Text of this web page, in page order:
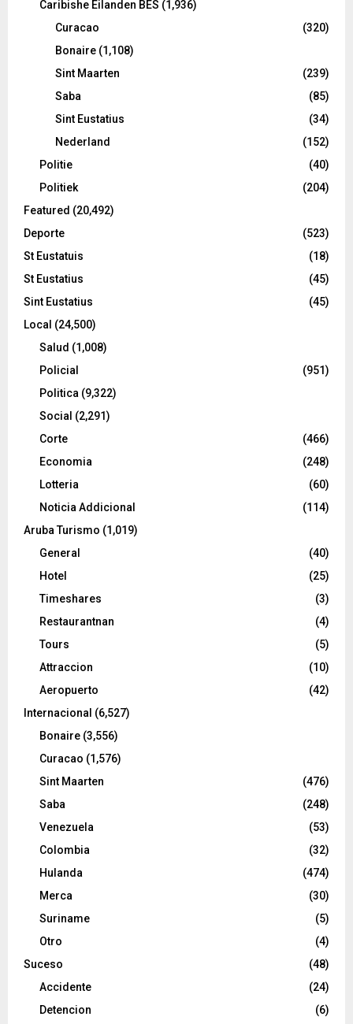
Caribishe Eilanden BES (1,936)
Curacao
(320)
Bonaire (1,108)
Sint Maarten
(239)
Saba
(85)
Sint Eustatius
(34)
Nederland
(152)
Politie
(40)
Politiek
(204)
Featured (20,492)
Deporte
(523)
St Eustatuis
(18)
St Eustatius
(45)
Sint Eustatius
(45)
Local (24,500)
Salud (1,008)
Policial
(951)
Politica (9,322)
Social (2,291)
Corte
(466)
Economia
(248)
Lotteria
(60)
Noticia Addicional
(114)
Aruba Turismo (1,019)
General
(40)
Hotel
(25)
Timeshares
(3)
Restaurantnan
(4)
Tours
(5)
Attraccion
(10)
Aeropuerto
(42)
Internacional (6,527)
Bonaire (3,556)
Curacao (1,576)
Sint Maarten
(476)
Saba
(248)
Venezuela
(53)
Colombia
(32)
Hulanda
(474)
Merca
(30)
Suriname
(5)
Otro
(4)
Suceso
(48)
Accidente
(24)
Detencion
(6)